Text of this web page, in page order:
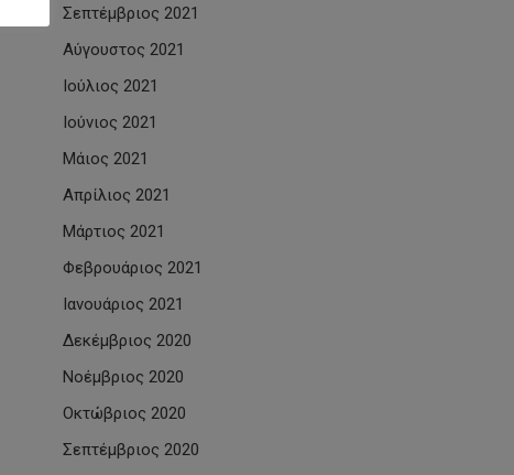
Σεπτέμβριος 2021
Αύγουστος 2021
Ιούλιος 2021
Ιούνιος 2021
Μάιος 2021
Απρίλιος 2021
Μάρτιος 2021
Φεβρουάριος 2021
Ιανουάριος 2021
Δεκέμβριος 2020
Νοέμβριος 2020
Οκτώβριος 2020
Σεπτέμβριος 2020